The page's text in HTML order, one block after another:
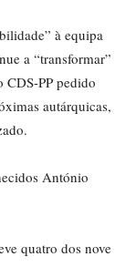
à equipa
a “transformar”
CDS-PP pedido
autárquicas,
António
quatro dos nove